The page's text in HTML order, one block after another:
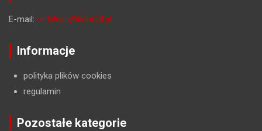
E-mail: redakcja@fight24.pl
Informacje
polityka plików cookies
regulamin
Pozostałe kategorie